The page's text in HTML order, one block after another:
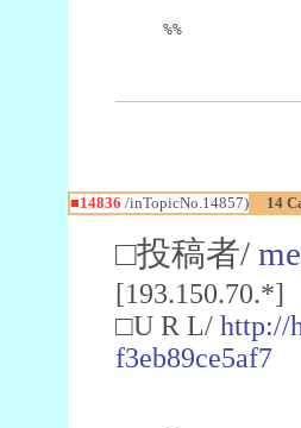
%%
■14836 /inTopicNo.14857) 14
□投稿者/
[193.150.70.*]
□U R L/ http://
f3eb89ce5af7